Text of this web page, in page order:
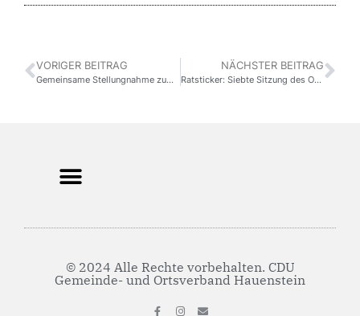
VORIGER BEITRAG
Gemeinsame Stellungnahme zum Leserbrief „Falsches politisches Selbstverständnis“ in der Pirmasenser Rundschau vom 18. Dezember 2019
NÄCHSTER BEITRAG
Ratsticker: Siebte Sitzung des Ortsgemeinderats am 23.01.2020
© 2024 Alle Rechte vorbehalten. CDU
Gemeinde- und Ortsverband Hauenstein